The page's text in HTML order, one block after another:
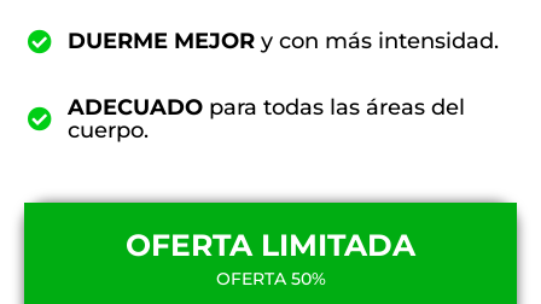
DUERME MEJOR y con más intensidad.
ADECUADO para todas las áreas del
cuerpo.
OFERTA LIMITADA
OFERTA 50%